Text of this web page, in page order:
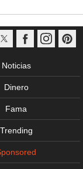
Noticias
Dinero
Fama
Trending